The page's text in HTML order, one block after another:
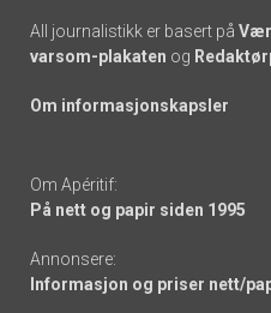
All journalistikk er basert på Vær
varsom-plakaten og
Om informasjonskapsler
Om Apéritif:
På nett og papir siden 1995
Annonsere:
Informasjon og priser nett/